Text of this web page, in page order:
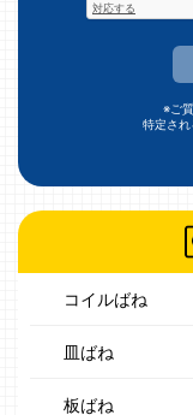
※ご
特定され
コイルばね
皿ばね
板ばね